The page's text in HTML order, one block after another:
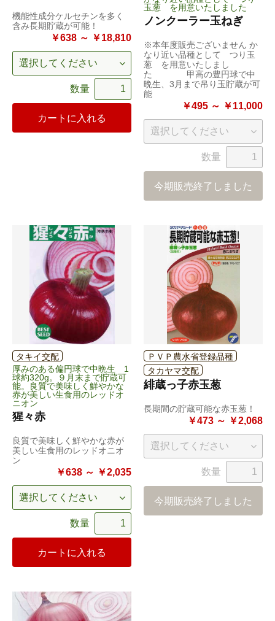
機能性成分ケルセチンを多く
含み長期貯蔵が可能！
￥638 ～ ￥18,810
数量
カートに入れる
玉葱 を用意いたしました
ノンクーラー玉ねぎ
※本年度販売ございません か
なり近い品種として つり玉
葱 を用意いたしまし
た 甲高の豊円球で中
晩生、3月まで吊り玉貯蔵が可
能
￥495 ～ ￥11,000
数量
今期販売終了しました
タキイ交配
厚みのある偏円球で中晩生 1
球約320g。９月末まで貯蔵可
能。良質で美味しく鮮やかな
赤が美しい生食用のレッドオ
ニオン
猩々赤
良質で美味しく鮮やかな赤が
美しい生食用のレッドオニオ
ン
￥638 ～ ￥2,035
数量
カートに入れる
ＰＶＰ農水省登録品種
タカヤマ交配
緋蔵っ子赤玉葱
長期間の貯蔵可能な赤玉葱！
￥473 ～ ￥2,068
数量
今期販売終了しました